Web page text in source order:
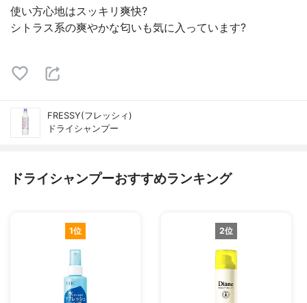
使い方心地はスッキリ爽快?
シトラス系の爽やかな匂いも気に入っています?
FRESSY(フレッシィ)
ドライシャンプー
ドライシャンプーおすすめランキング
1位 2位